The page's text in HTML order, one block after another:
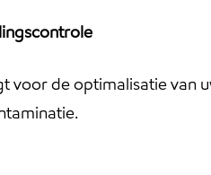
voor de optimalisatie van